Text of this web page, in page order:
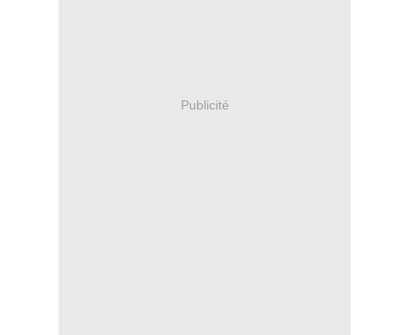
Publicité